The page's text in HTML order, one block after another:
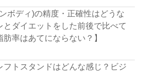
ボディ)の精度・正確性はどうな
とダイエットをした前後で比べて
肪率はあてにならない？】
フトスタンドはどんな感じ？ビジ